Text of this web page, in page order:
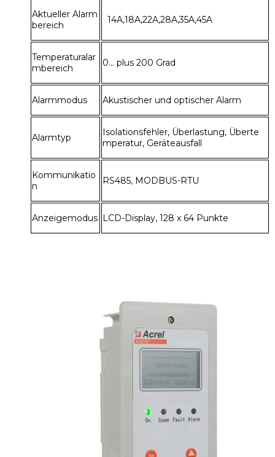
Aktueller Alarm
bereich
14A,18A,22A,28A,35A,45A
Temperaturalar
mbereich
0... plus 200 Grad
Alarmmodus Akustischer und optischer Alarm
Alarmtyp
Isolationsfehler, Überlastung, Überte
mperatur, Geräteausfall
Kommunikatio
n
RS485, MODBUS-RTU
Anzeigemodus LCD-Display, 128 x 64 Punkte